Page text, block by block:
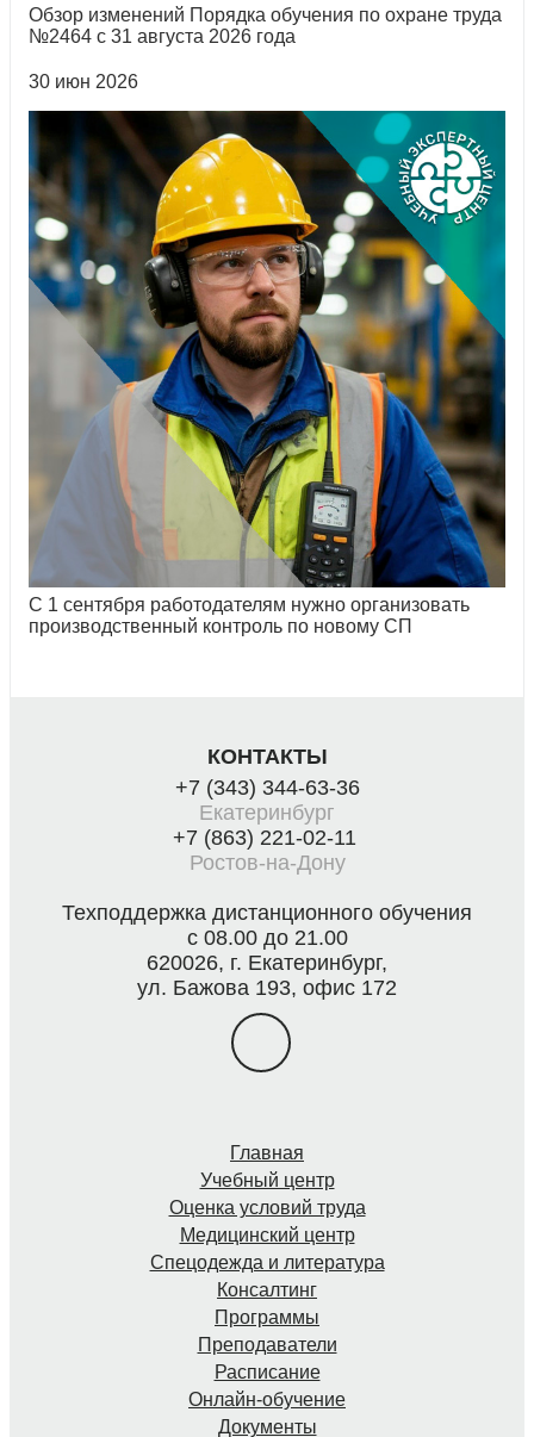
Обзор изменений Порядка обучения по охране труда
№2464 с 31 августа 2026 года
30 июн 2026
С 1 сентября работодателям нужно организовать
производственный контроль по новому СП
КОНТАКТЫ
+7 (343) 344-63-36
Екатеринбург
+7 (863) 221-02-11
Ростов-на-Дону
Техподдержка дистанционного обучения
с 08.00 до 21.00
620026, г. Екатеринбург,
ул. Бажова 193, офис 172
Главная
Учебный центр
Оценка условий труда
Медицинский центр
Спецодежда и литература
Консалтинг
Программы
Преподаватели
Расписание
Онлайн-обучение
Документы